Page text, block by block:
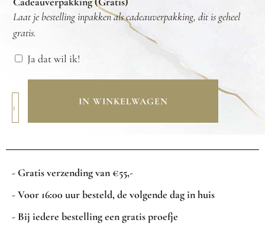
Laat je bestelling inpakken als cadeauverpakking, dit is geheel
gratis.
Ja dat wil ik!
IN WINKELWAGEN
- Gratis verzending van €55,-
- Voor 16:00 uur besteld, de volgende dag in huis
- Bij iedere bestelling een gratis proefje